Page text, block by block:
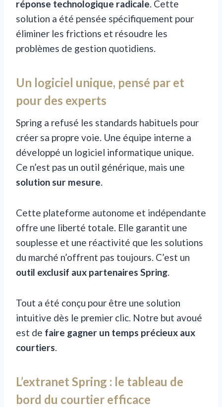
réponse technologique radicale. Cette
solution a été pensée spécifiquement pour
éliminer les frictions et résoudre les
problèmes de gestion quotidiens.
Un logiciel unique, pensé par et
pour des experts
Spring a refusé les standards habituels pour
créer sa propre voie. Une équipe interne a
développé un logiciel informatique unique.
Ce n’est pas un outil générique, mais une
solution sur mesure.
Cette plateforme autonome et indépendante
offre une liberté totale. Elle garantit une
souplesse et une réactivité que les solutions
du marché n’offrent pas toujours. C’est un
outil exclusif aux partenaires Spring.
Tout a été conçu pour être une solution
intuitive dès le premier clic. Notre but avoué
est de faire gagner un temps précieux aux
courtiers.
L’extranet Spring : le tableau de
bord du courtier efficace